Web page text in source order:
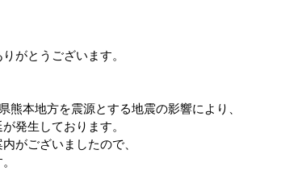
フベスト
小売価格
がとうございます。
熊本地方を震源とする地震の影響により、
発生しております。
がございましたので、